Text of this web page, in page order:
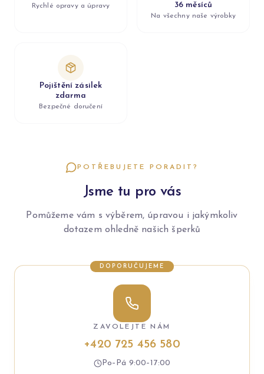
Rychlé opravy a úpravy
36 měsíců
Na všechny naše výrobky
Pojištění zásilek
zdarma
Bezpečné doručení
POTŘEBUJETE PORADIT?
Jsme tu pro vás
Pomůžeme vám s výběrem, úpravou i jakýmkoliv
dotazem ohledně našich šperků
DOPORUČUJEME
ZAVOLEJTE NÁM
+420 725 456 580
Po–Pá 9:00–17:00